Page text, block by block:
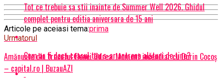
Articole pe aceiasi tema:prima
Urmatorul
Amănunte din trecutul Elenei Udrea. Moment incendiar cu Dorin Cocoș
– capital.ro | BuzauAZI
Tot ce trebuie sa stii inainte de Summer Well 2026. Ghidul
complet pentru editia aniversara de 15 ani
Cum ar fi dacă ceasul tău s-ar antrena alături de tine?